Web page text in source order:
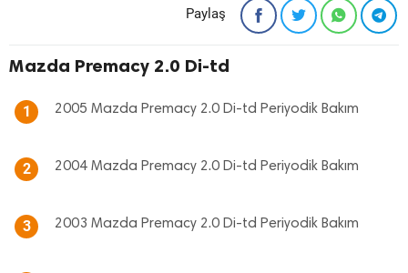
Paylaş
Mazda Premacy 2.0 Di-td
1 2005 Mazda Premacy 2.0 Di-td Periyodik Bakım
2 2004 Mazda Premacy 2.0 Di-td Periyodik Bakım
3 2003 Mazda Premacy 2.0 Di-td Periyodik Bakım